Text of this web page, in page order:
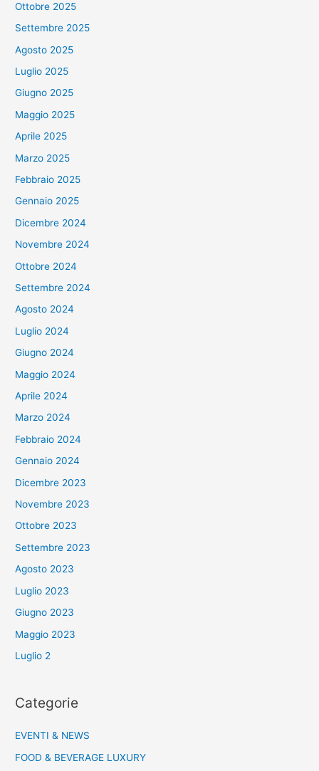
Ottobre 2025
Settembre 2025
Agosto 2025
Luglio 2025
Giugno 2025
Maggio 2025
Aprile 2025
Marzo 2025
Febbraio 2025
Gennaio 2025
Dicembre 2024
Novembre 2024
Ottobre 2024
Settembre 2024
Agosto 2024
Luglio 2024
Giugno 2024
Maggio 2024
Aprile 2024
Marzo 2024
Febbraio 2024
Gennaio 2024
Dicembre 2023
Novembre 2023
Ottobre 2023
Settembre 2023
Agosto 2023
Luglio 2023
Giugno 2023
Maggio 2023
Luglio 2
Categorie
EVENTI & NEWS
FOOD & BEVERAGE LUXURY